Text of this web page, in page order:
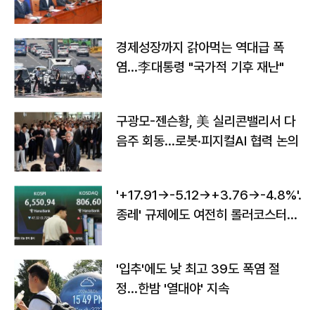
경제성장까지 갉아먹는 역대급 폭
염…李대통령 "국가적 기후 재난"
구광모-젠슨황, 美 실리콘밸리서 다
음주 회동…로봇·피지컬AI 협력 논의
'+17.91→-5.12→+3.76→-4.8%'…'
종레' 규제에도 여전히 롤러코스터
'입추'에도 낮 최고 39도 폭염 절
정…한밤 '열대야' 지속